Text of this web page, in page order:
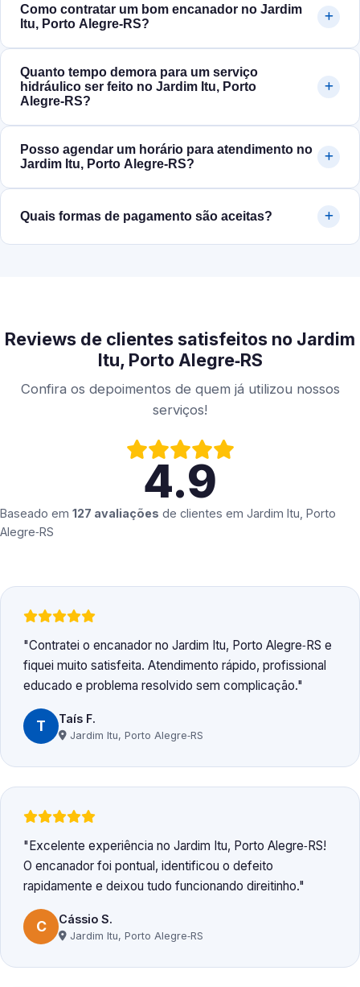
Como contratar um bom encanador no Jardim
Itu, Porto Alegre‑RS?
Quanto tempo demora para um serviço
hidráulico ser feito no Jardim Itu, Porto
Alegre‑RS?
Posso agendar um horário para atendimento no
Jardim Itu, Porto Alegre‑RS?
Quais formas de pagamento são aceitas?
Reviews de clientes satisfeitos no Jardim
Itu, Porto Alegre‑RS
Confira os depoimentos de quem já utilizou nossos
serviços!
4.9
Baseado em 127 avaliações de clientes em Jardim Itu, Porto
Alegre‑RS
Contratei o encanador no Jardim Itu, Porto Alegre‑RS e
fiquei muito satisfeita. Atendimento rápido, profissional
educado e problema resolvido sem complicação.
T Taís F.
Jardim Itu, Porto Alegre‑RS
Excelente experiência no Jardim Itu, Porto Alegre‑RS!
O encanador foi pontual, identificou o defeito
rapidamente e deixou tudo funcionando direitinho.
C Cássio S.
Jardim Itu, Porto Alegre‑RS